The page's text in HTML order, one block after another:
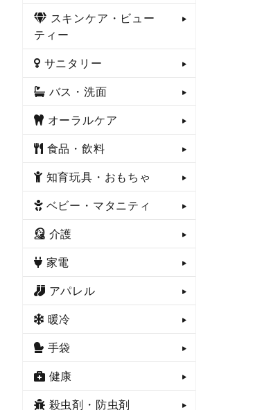
スキンケア・ビュー
ティー
サニタリー
バス・洗面
オーラルケア
食品・飲料
知育玩具・おもちゃ
ベビー・マタニティ
介護
家電
アパレル
暖冷
手袋
健康
殺虫剤・防虫剤